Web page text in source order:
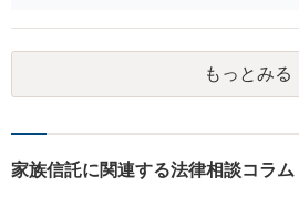
可能性は低いのでコストパフォーマンス
がします。
もっとみる
家族信託に関連する法律相談コラム